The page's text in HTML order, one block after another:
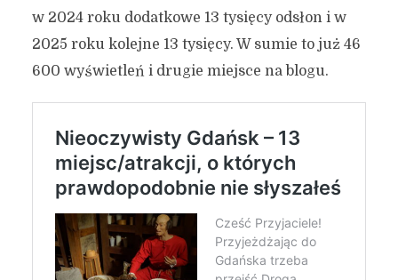
w 2024 roku dodatkowe 13 tysięcy odsłon i w
2025 roku kolejne 13 tysięcy. W sumie to już 46
600 wyświetleń i drugie miejsce na blogu.